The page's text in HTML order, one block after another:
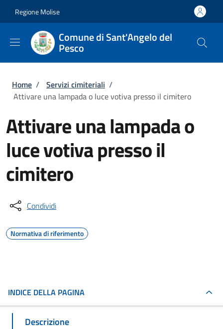
Regione Molise
Comune di Sant'Angelo del
Pesco
Briciole di pane
Home / Servizi cimiteriali /
Attivare una lampada o luce votiva presso il cimitero
Attivare una lampada o
luce votiva presso il
cimitero
Condividi
Normativa di riferimento
INDICE DELLA PAGINA
Descrizione